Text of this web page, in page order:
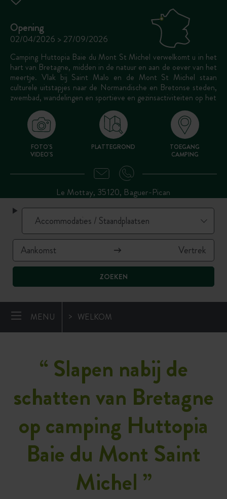
ZOEKEN
Opening
02/04/2026 > 27/09/2026
Camping Huttopia Baie du Mont St Michel verwelkomt u in het
hart van Bretagne, midden in de natuur en aan de oever van het
meertje. Vlak bij Saint Malo en de Mont St Michel staan
culturele uitstapjes naar de Normandische en Bretonse steden,
zwembad, wandelingen en sportieve en gezinsactiviteiten op het
FOTO'S
VIDEO'S
PLATTEGROND
TOEGANG
CAMPING
Le Mottay, 35120, Baguer-Pican
MENU WELKOM
“ Slapen nabij de
schatten van Bretagne
op camping Huttopia
Baie du Mont Saint
Michel ”